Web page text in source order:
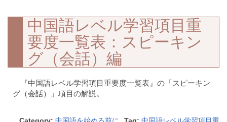
中国語レベル学習項目重
要度一覧表：スピーキン
グ（会話）編
『中国語レベル学習項目重要度一覧表』の「スピーキン
グ（会話）」項目の解説。